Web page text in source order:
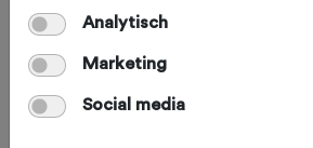
tussen land en water.
het een dichtbevolkt
Zuiderzee, maar het
Analytisch
Marketing
Social media